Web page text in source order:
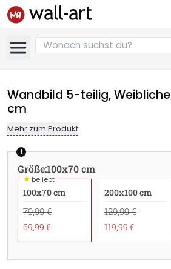
Wandbild 5-teilig,
cm
Mehr zum Produkt
1
Größe:100x70 cm
★beliebt
100x70 cm
79,99 €
69,99 €
200x100 cm
129,99 €
119,99 €